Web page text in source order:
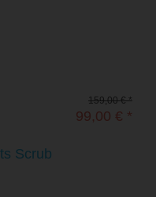
159,00 € *
99,00 € *